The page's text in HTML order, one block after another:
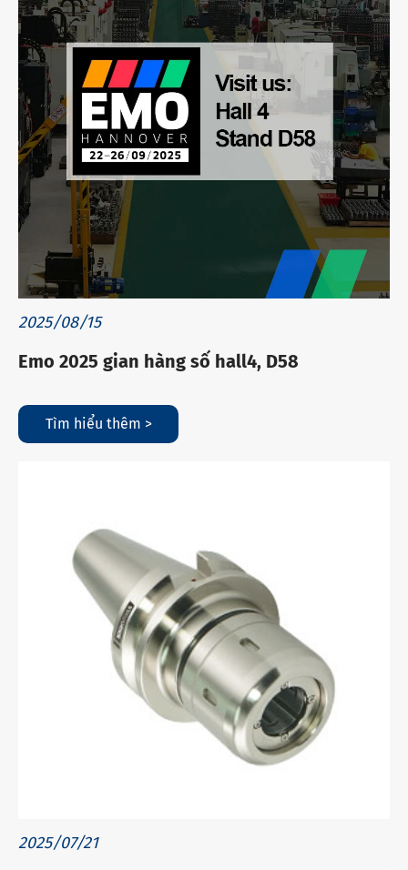
2025/08/15
Emo 2025 gian hàng số hall4, D58
Tìm hiểu thêm >
2025/07/21